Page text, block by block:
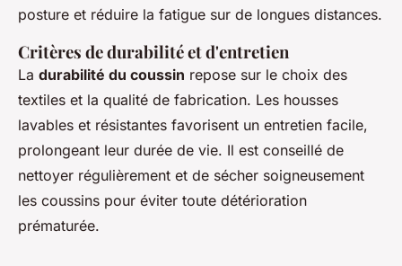
posture et réduire la fatigue sur de longues distances.
Critères de durabilité et d'entretien
La durabilité du coussin repose sur le choix des
textiles et la qualité de fabrication. Les housses
lavables et résistantes favorisent un entretien facile,
prolongeant leur durée de vie. Il est conseillé de
nettoyer régulièrement et de sécher soigneusement
les coussins pour éviter toute détérioration
prématurée.